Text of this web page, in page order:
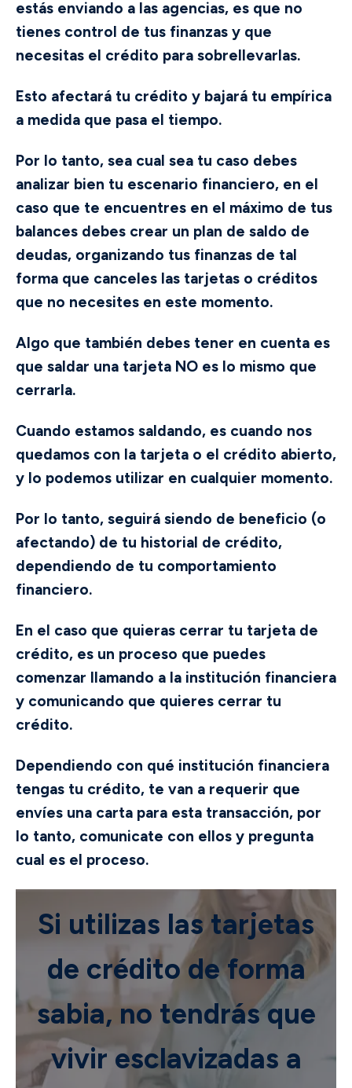
estás enviando a las agencias, es que no
tienes control de tus finanzas y que
necesitas el crédito para sobrellevarlas.
Esto afectará tu crédito y bajará tu empírica
a medida que pasa el tiempo.
Por lo tanto, sea cual sea tu caso debes
analizar bien tu escenario financiero, en el
caso que te encuentres en el máximo de tus
balances debes crear un plan de saldo de
deudas, organizando tus finanzas de tal
forma que canceles las tarjetas o créditos
que no necesites en este momento.
Algo que también debes tener en cuenta es
que saldar una tarjeta NO es lo mismo que
cerrarla.
Cuando estamos saldando, es cuando nos
quedamos con la tarjeta o el crédito abierto,
y lo podemos utilizar en cualquier momento.
Por lo tanto, seguirá siendo de beneficio (o
afectando) de tu historial de crédito,
dependiendo de tu comportamiento
financiero.
En el caso que quieras cerrar tu tarjeta de
crédito, es un proceso que puedes
comenzar llamando a la institución financiera
y comunicando que quieres cerrar tu
crédito.
Dependiendo con qué institución financiera
tengas tu crédito, te van a requerir que
envíes una carta para esta transacción, por
lo tanto, comunicate con ellos y pregunta
cual es el proceso.
Si utilizas las tarjetas
de crédito de forma
sabia, no tendrás que
vivir esclavizadas a